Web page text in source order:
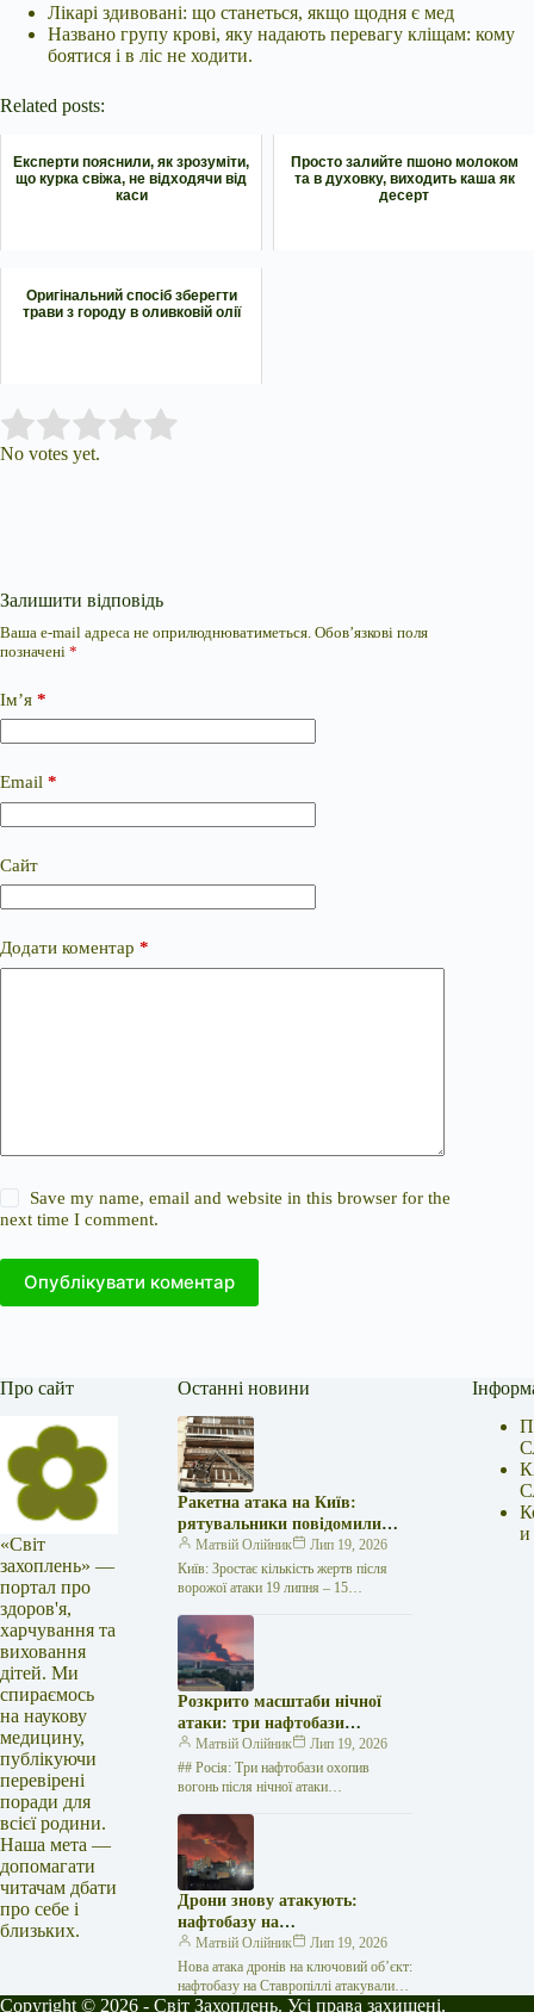
Лікарі здивовані: що станеться, якщо щодня є мед
Названо групу крові, яку надають перевагу кліщам: кому
боятися і в ліс не ходити.
Related posts:
Експерти пояснили, як зрозуміти,
що курка свіжа, не відходячи від
каси
Просто залийте пшоно молоком
та в духовку, виходить каша як
десерт
Оригінальний спосіб зберегти
трави з городу в оливковій олії
Rate this item:
No votes yet.
Залишити відповідь
Ваша e-mail адреса не оприлюднюватиметься. Обов’язкові поля
позначені *
Ім’я *
Email *
Сайт
Додати коментар *
Save my name, email and website in this browser for the
next time I comment.
Опублікувати коментар
Про сайт
«Світ
захоплень» —
портал про
здоров'я,
харчування та
виховання
дітей. Ми
спираємось
на наукову
медицину,
публікуючи
перевірені
поради для
всієї родини.
Наша мета —
допомагати
читачам дбати
про себе і
близьких.
Останні новини
Ракетна атака на Київ:
рятувальники повідомили
про 15 поранених
Матвій Олійник
Лип 19, 2026
Київ: Зростає кількість жертв після
ворожої атаки 19 липня – 15
російської агресії, що сталася у
столиці…
Розкрито масштаби нічної
атаки: три нафтобази
палають у Ставрополі –
OSINT-аналіз
Матвій Олійник
Лип 19, 2026
## Росія: Три нафтобази охопив
вогонь після нічної атаки
відсотків життя. Кропивницький»
підтримує хворих на…
Дрони знову атакують:
нафтобазу на
Ставропольщині вражено
втретє за два тижні
Матвій Олійник
Лип 19, 2026
Нова атака дронів на ключовий об’єкт:
нафтобазу на Ставропіллі атакували
втретє за два тижні У російському
и
Copyright © 2026 - Світ Захоплень. Усі права захищені.